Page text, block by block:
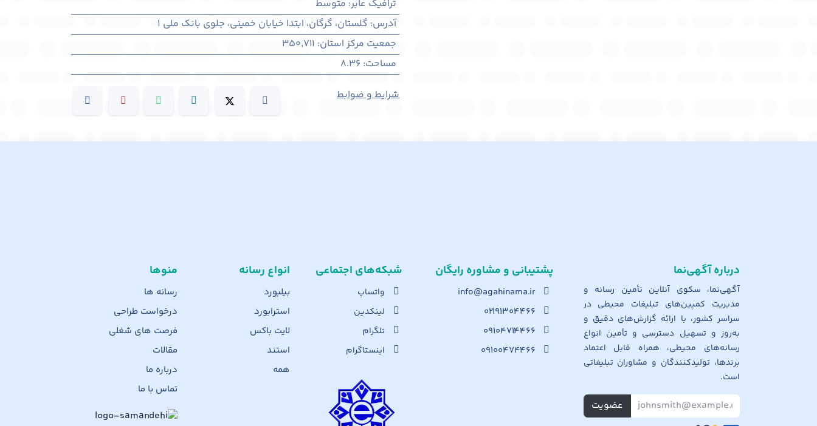
ترافیک عابر: متوسط
آدرس: گلستان، گرگان، ابتدا خیابان خمینی، جلوی بانک ملی 1
جمعیت مرکز استان:
350,711
مساحت:
8.36
شرایط و ضوابط
منوها
رسانه ها
درخواست طراحی
فرصت های شغلی
مقالات
درباره ما
تماس با ما
انواع رسانه
بیلبورد
استرابورد
لایت باکس
استند
همه
شبکه‌های اجت​ماعی
واتساپ
لینکدین
تلگرام
اینستاگرام
پشتیبانی و مشاوره رایگان
info@agahinama.ir
۰۲۱۹۱۳۰۴۴۶۶
۰۹۱۰۴۷۱۴۴۶۶
۰۹۱۰۰۴۷۴۴۶۶
درباره آگهی‌نما
آگهی‌نما، سکوی آنلاین تأمین رسانه و
مدیریت کمپین‌های تبلیغات محیطی در
سراسر کشور، با ارائه گزارش‌های دقیق و
به‌روز و تسهیل دسترسی و تأمین انواع
رسانه‌های محیطی، همراه قابل اعتماد
برندها، تولیدکنندگان و مشاوران تبلیغاتی
است.
عضویت